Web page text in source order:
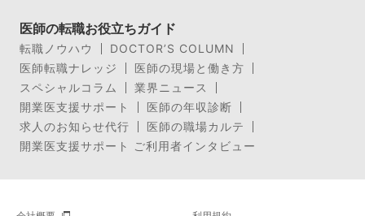
医師の転職お役立ちガイド
転職ノウハウ
DOCTOR’S COLUMN
医師転職ナレッジ
医師の現場と働き方
スペシャルコラム
業界ニュース
開業医支援サポート
医師の年収診断
求人のお知らせ代行
医師の職場カルテ
開業医支援サポート ご利用者インタビュー